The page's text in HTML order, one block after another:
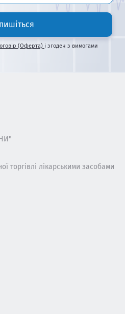
(Оферта) і згоден з вимогами
торгівлі лікарськими засобами